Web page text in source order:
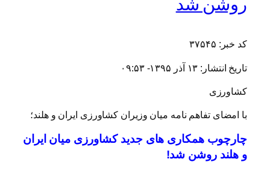
کد خبر: ۳۷۵۴۵
تاریخ انتشار: ۱۳ آذر ۱۳۹۵- ۰۹:۵۳
کشاورزی
با امضای تفاهم نامه میان وزیران کشاورزی ایران و هلند؛
چارچوب همکاری های جدید کشاورزی میان ایران
و هلند روشن شد!